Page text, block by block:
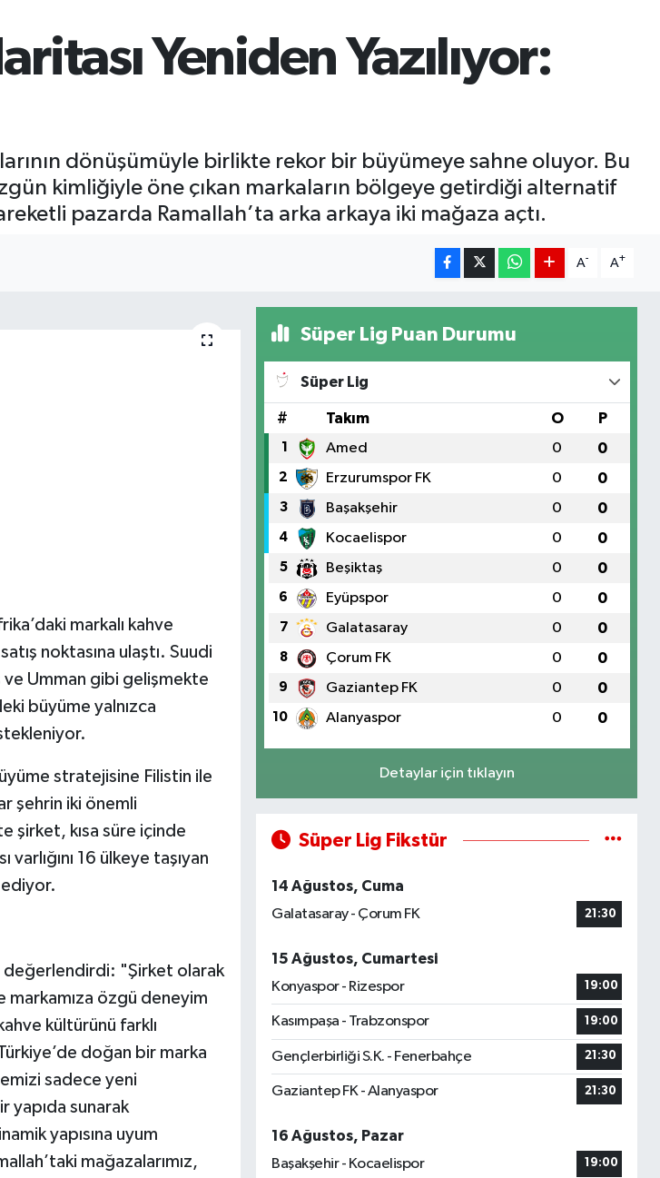
Yeniden Yazılıyor:
dönüşümüyle birlikte rekor bir büyümeye sahne oluyor. Bu
kimliğiyle öne çıkan markaların bölgeye getirdiği alternatif
pazarda Ramallah’ta arka arkaya iki mağaza açtı.
A- A+
markalı kahve
noktasına ulaştı. Suudi
ve Umman gibi gelişmekte
büyüme yalnızca
stratejisine Filistin ile
şehrin iki önemli
şirket, kısa süre içinde
16 ülkeye taşıyan
değerlendirdi: "Şirket olarak
markamıza özgü deneyim
kültürünü farklı
doğan bir marka
sadece yeni
yapıda sunarak
yapısına uyum
mağazalarımız,
Süper Lig Puan Durumu
Süper Lig
# Takım O P
1 Amed 0 0
2 Erzurumspor FK 0 0
3 Başakşehir 0 0
4 Kocaelispor 0 0
5 Beşiktaş 0 0
6 Eyüpspor 0 0
7 Galatasaray 0 0
8 Çorum FK 0 0
9 Gaziantep FK 0 0
10 Alanyaspor 0 0
Detaylar için tıklayın
Süper Lig Fikstür
14 Ağustos, Cuma
Galatasaray - Çorum FK
21:30
15 Ağustos, Cumartesi
Konyaspor - Rizespor
19:00
Kasımpaşa - Trabzonspor 19:00
Gençlerbirliği S.K. - Fenerbahçe 21:30
Gaziantep FK - Alanyaspor 21:30
16 Ağustos, Pazar
Başakşehir - Kocaelispor
19:00